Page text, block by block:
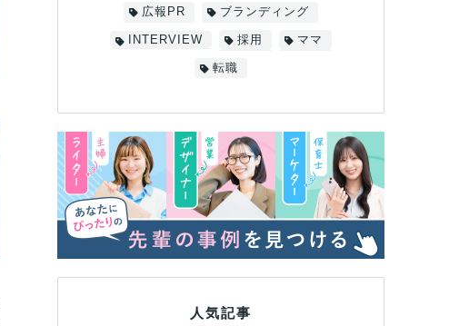
広報PR ブランディング
INTERVIEW 採用 ママ
転職
人気記事